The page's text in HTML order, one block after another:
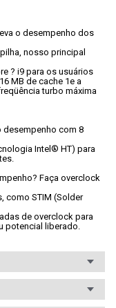
o desempenho dos
nosso principal
? i9 para os usuários
MB de cache 1e a
turbo máxima
desempenho com 8
Intel® HT) para
Faça overclock
como STIM (Solder
de overclock para
potencial liberado.